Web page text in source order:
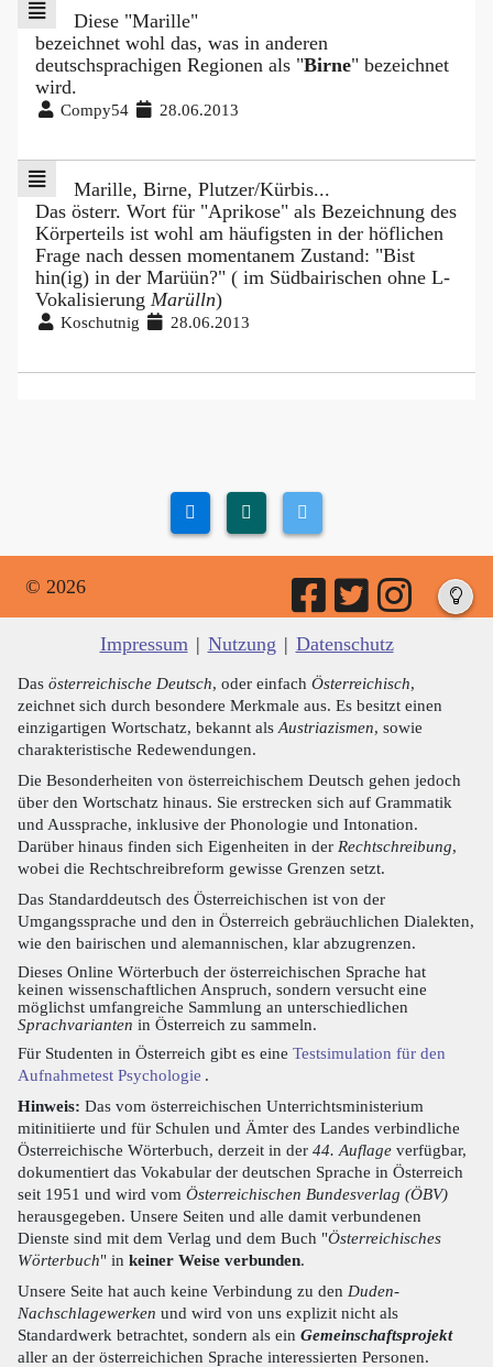
Diese "Marille"
bezeichnet wohl das, was in anderen
deutschsprachigen Regionen als "Birne" bezeichnet
wird.
Compy54 28.06.2013
Marille, Birne, Plutzer/Kürbis...
Das österr. Wort für "Aprikose" als Bezeichnung des
Körperteils ist wohl am häufigsten in der höflichen
Frage nach dessen momentanem Zustand: "Bist
hin(ig) in der Marüün?" ( im Südbairischen ohne L-
Vokalisierung Marülln)
Koschutnig 28.06.2013
© 2026
Impressum | Nutzung | Datenschutz
Das österreichische Deutsch, oder einfach Österreichisch,
zeichnet sich durch besondere Merkmale aus. Es besitzt einen
einzigartigen Wortschatz, bekannt als Austriazismen, sowie
charakteristische Redewendungen.
Die Besonderheiten von österreichischem Deutsch gehen jedoch
über den Wortschatz hinaus. Sie erstrecken sich auf Grammatik
und Aussprache, inklusive der Phonologie und Intonation.
Darüber hinaus finden sich Eigenheiten in der Rechtschreibung,
wobei die Rechtschreibreform gewisse Grenzen setzt.
Das Standarddeutsch des Österreichischen ist von der
Umgangssprache und den in Österreich gebräuchlichen Dialekten,
wie den bairischen und alemannischen, klar abzugrenzen.
Dieses Online Wörterbuch der österreichischen Sprache hat
keinen wissenschaftlichen Anspruch, sondern versucht eine
möglichst umfangreiche Sammlung an unterschiedlichen
Sprachvarianten in Österreich zu sammeln.
Für Studenten in Österreich gibt es eine Testsimulation für den
Aufnahmetest Psychologie .
Hinweis: Das vom österreichischen Unterrichtsministerium
mitinitiierte und für Schulen und Ämter des Landes verbindliche
Österreichische Wörterbuch, derzeit in der 44. Auflage verfügbar,
dokumentiert das Vokabular der deutschen Sprache in Österreich
seit 1951 und wird vom Österreichischen Bundesverlag (ÖBV)
herausgegeben. Unsere Seiten und alle damit verbundenen
Dienste sind mit dem Verlag und dem Buch "Österreichisches
Wörterbuch" in keiner Weise verbunden.
Unsere Seite hat auch keine Verbindung zu den Duden-
Nachschlagewerken und wird von uns explizit nicht als
Standardwerk betrachtet, sondern als ein Gemeinschaftsprojekt
aller an der österreichichen Sprache interessierten Personen.